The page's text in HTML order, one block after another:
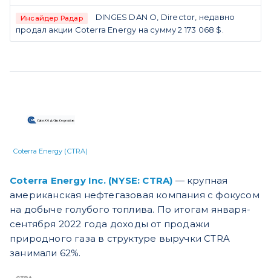
Инсайдер Радар
DINGES DAN O, Director, недавно
продал акции Coterra Energy на сумму 2 173 068 $.
Coterra Energy (CTRA)
Coterra Energy Inc. (NYSE: CTRA) — крупная
американская нефтегазовая компания с фокусом
на добыче голубого топлива. По итогам января-
сентября 2022 года доходы от продажи
природного газа в структуре выручки CTRA
занимали 62%.